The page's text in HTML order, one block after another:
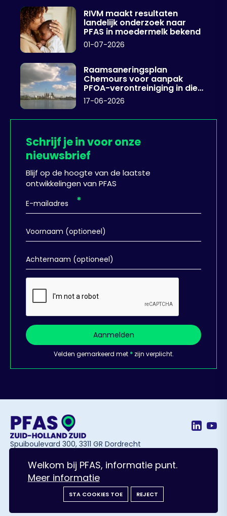
RIVM maakt resultaten
landelijk onderzoek naar
PFAS in moedermelk bekend
01-07-2026
Raamsaneringsplan
Chemours voor aanpak
PFOA-verontreiniging in diep
grondwater
17-06-2026
Schrijf je in voor onze
nieuwsbrief
Blijf op de hoogte van de laatste
ontwikkelingen van PFAS
Aanmelden
Velden gemarkeerd met *zijn verplicht.
Spuiboulevard 300, 3311 GR Dordrecht
© Solvware B.V. All Rights Reserved.
Ontworpen door Schuttelaar & PartnersPrivacy policy
Welkom bij PFAS, informatie punt.
Meer informatie
STA COOKIES TOE REJECT
Lees voor